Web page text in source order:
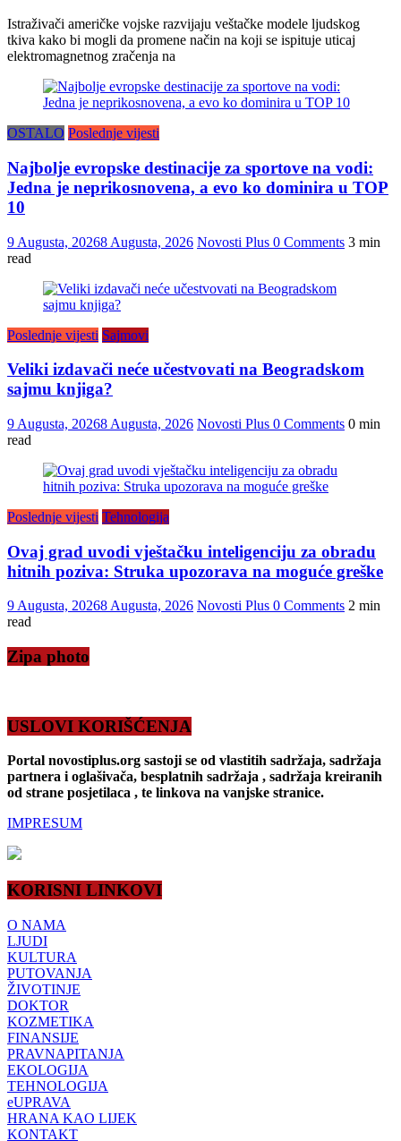
Istraživači američke vojske razvijaju veštačke modele ljudskog
tkiva kako bi mogli da promene način na koji se ispituje uticaj
elektromagnetnog zračenja na
OSTALO Poslednje vijesti
Najbolje evropske destinacije za sportove na vodi:
Jedna je neprikosnovena, a evo ko dominira u TOP
10
9 Augusta, 20268 Augusta, 2026 Novosti Plus 0 Comments 3 min
read
Poslednje vijesti Sajmovi
Veliki izdavači neće učestvovati na Beogradskom
sajmu knjiga?
9 Augusta, 20268 Augusta, 2026 Novosti Plus 0 Comments 0 min
read
Poslednje vijesti Tehnologija
Ovaj grad uvodi vještačku inteligenciju za obradu
hitnih poziva: Struka upozorava na moguće greške
9 Augusta, 20268 Augusta, 2026 Novosti Plus 0 Comments 2 min
read
Zipa photo
USLOVI KORIŠĆENJA
Portal novostiplus.org sastoji se od vlastitih sadržaja, sadržaja
partnera i oglašivača, besplatnih sadržaja , sadržaja kreiranih
od strane posjetilaca , te linkova na vanjske stranice.
IMPRESUM
KORISNI LINKOVI
O NAMA
LJUDI
KULTURA
PUTOVANJA
ŽIVOTINJE
DOKTOR
KOZMETIKA
FINANSIJE
PRAVNAPITANJA
EKOLOGIJA
TEHNOLOGIJA
eUPRAVA
HRANA KAO LIJEK
KONTAKT